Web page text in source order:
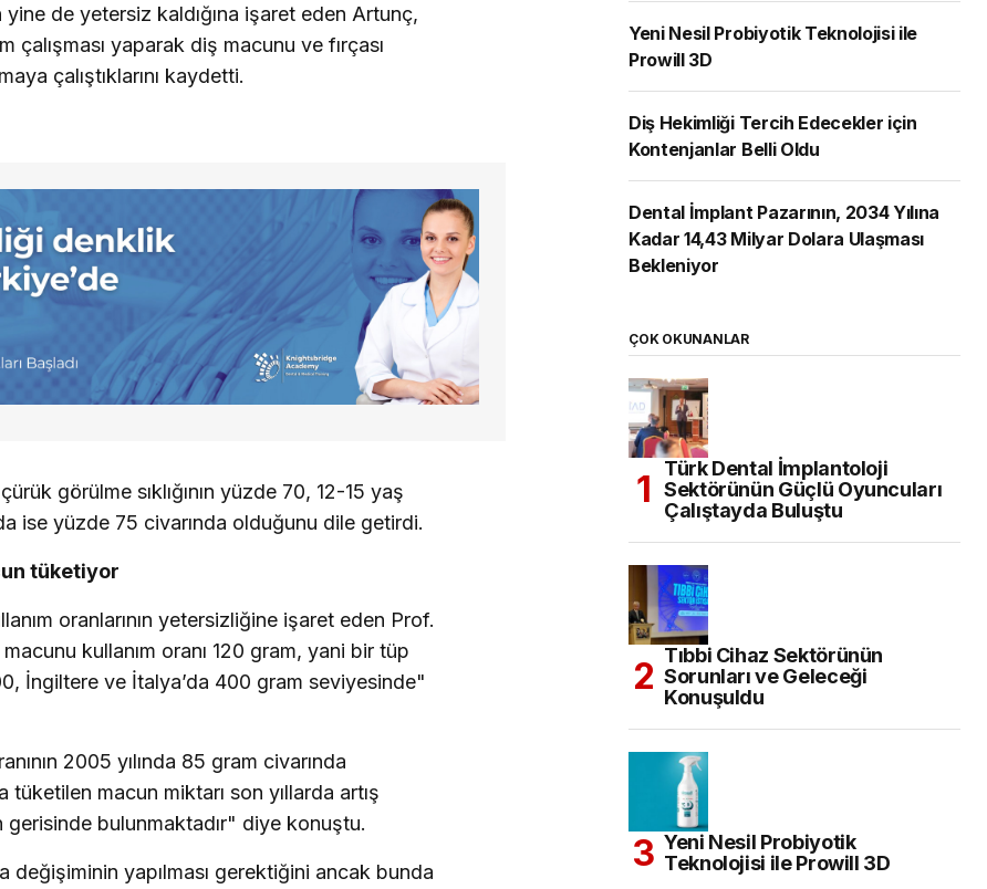
yine de yetersiz kaldığına işaret eden Artunç,
yaparak diş macunu ve fırçası
çalıştıklarını kaydetti.
görülme sıklığının yüzde 70, 12-15 yaş
ise yüzde 75 civarında olduğunu dile getirdi.
tüketiyor
oranlarının yetersizliğine işaret eden Prof.
kullanım oranı 120 gram, yani bir tüp
İngiltere ve İtalya’da 400 gram seviyesinde"
2005 yılında 85 gram civarında
tüketilen macun miktarı son yıllarda artış
bulunmaktadır" diye konuştu.
değişiminin yapılması gerektiğini ancak bunda
Yeni Nesil Probiyotik Teknolojisi ile
Prowill 3D
Diş Hekimliği Tercih Edecekler için
Kontenjanlar Belli Oldu
Dental İmplant Pazarının, 2034 Yılına
Kadar 14,43 Milyar Dolara Ulaşması
Bekleniyor
ÇOK OKUNANLAR
Türk Dental İmplantoloji
Sektörünün Güçlü Oyuncuları
Çalıştayda Buluştu
Tıbbi Cihaz Sektörünün
Sorunları ve Geleceği
Konuşuldu
Yeni Nesil Probiyotik
Teknolojisi ile Prowill 3D